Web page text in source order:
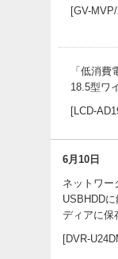
[GV-
「低消
18.5型ワ
[LCD-
6月10日
ネットワー
USBHDD
ディアに保
[DVR-